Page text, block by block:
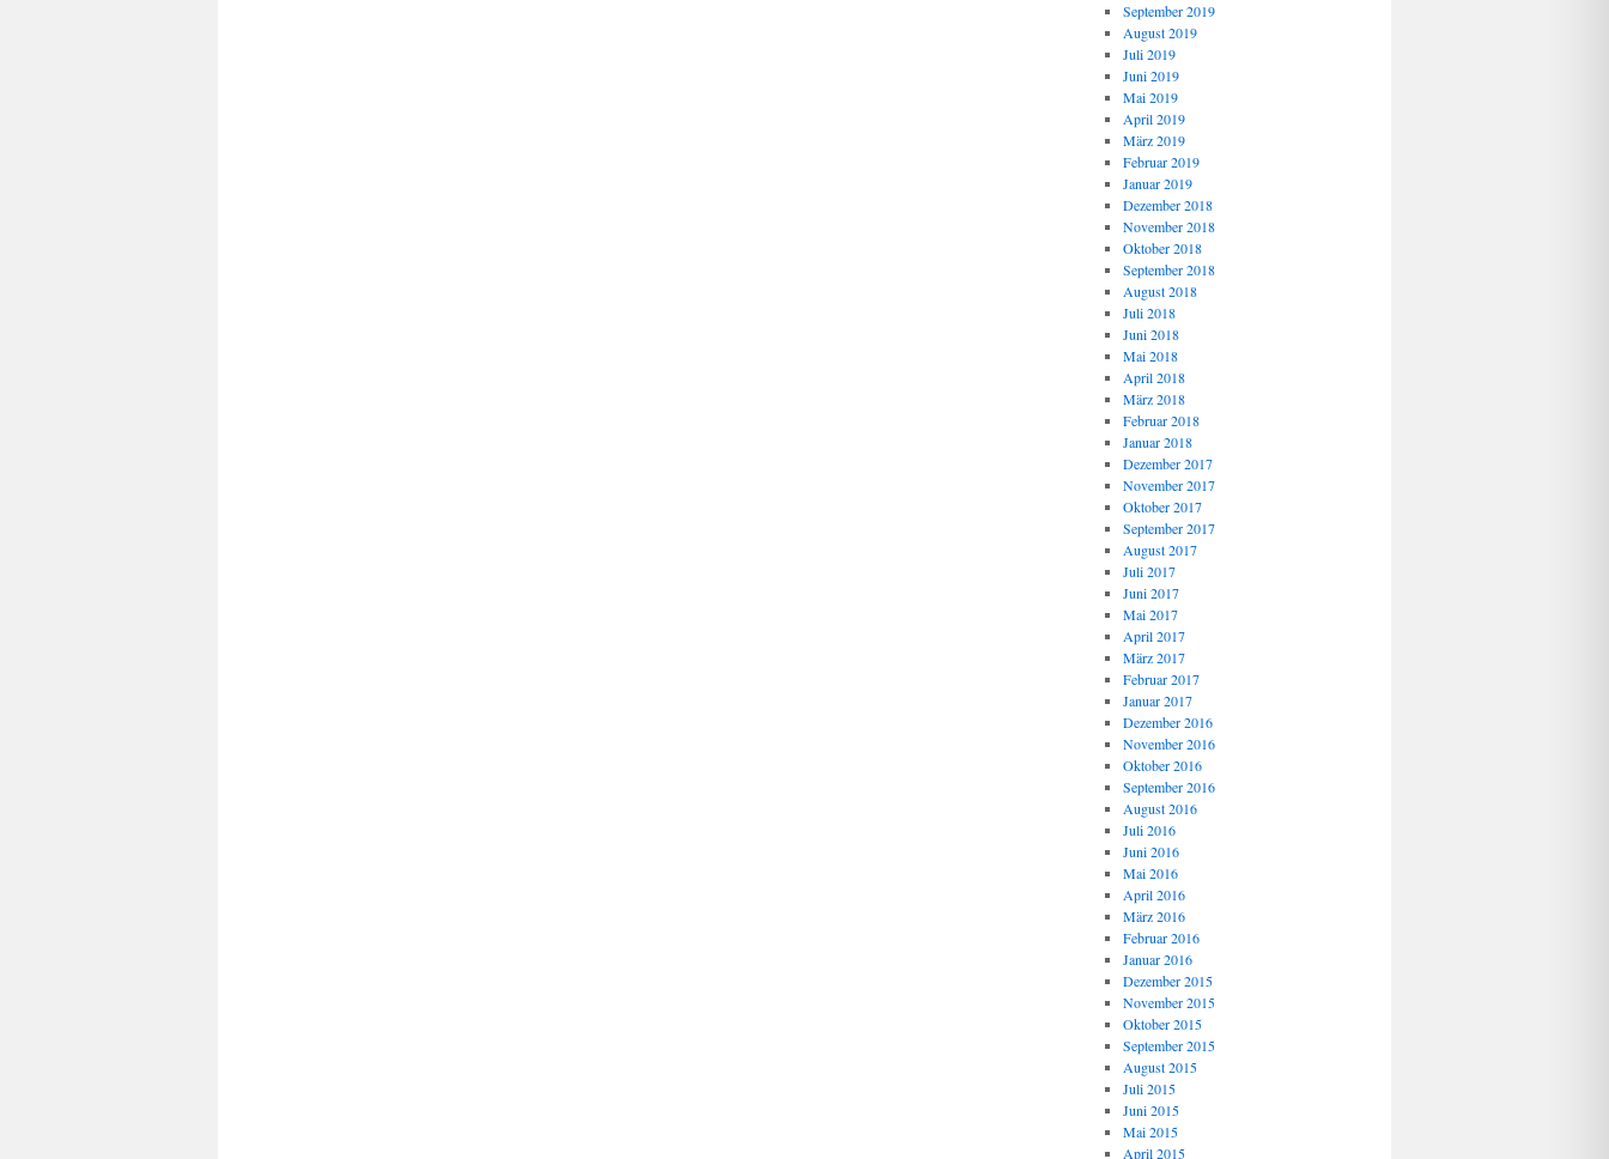
September 2019
August 2019
Juli 2019
Juni 2019
Mai 2019
April 2019
März 2019
Februar 2019
Januar 2019
Dezember 2018
November 2018
Oktober 2018
September 2018
August 2018
Juli 2018
Juni 2018
Mai 2018
April 2018
März 2018
Februar 2018
Januar 2018
Dezember 2017
November 2017
Oktober 2017
September 2017
August 2017
Juli 2017
Juni 2017
Mai 2017
April 2017
März 2017
Februar 2017
Januar 2017
Dezember 2016
November 2016
Oktober 2016
September 2016
August 2016
Juli 2016
Juni 2016
Mai 2016
April 2016
März 2016
Februar 2016
Januar 2016
Dezember 2015
November 2015
Oktober 2015
September 2015
August 2015
Juli 2015
Juni 2015
Mai 2015
April 2015